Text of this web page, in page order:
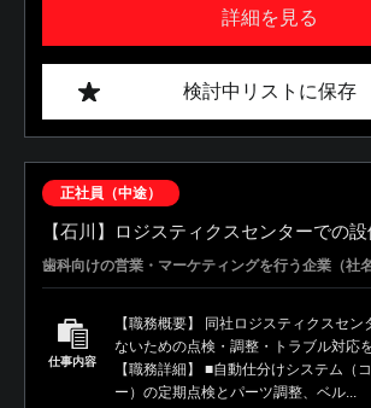
詳細を見る
検討中リストに保存
正社員（中途）
【石川】ロジスティクスセンターでの
歯科向けの営業・マーケティングを行う企業（社
仕事内容
【職務概要】 同社ロジスティクスセ
ないための点検・調整・トラブル対応
【職務詳細】 ■自動仕分けシステム（
ー）の定期点検とパーツ調整、ベル...